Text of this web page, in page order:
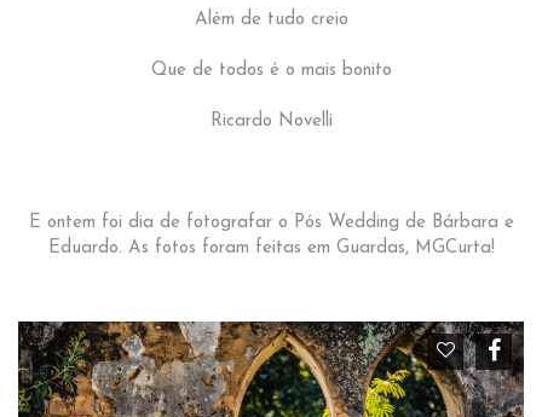
Além de tudo creio
Que de todos é o mais bonito
Ricardo Novelli
E ontem foi dia de fotografar o Pós Wedding de Bárbara e
Eduardo. As fotos foram feitas em Guardas, MGCurta!